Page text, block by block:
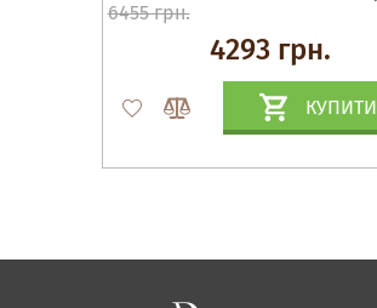
6455 грн.
4293 грн.
КУПИТИ
Спальні, Ліжка